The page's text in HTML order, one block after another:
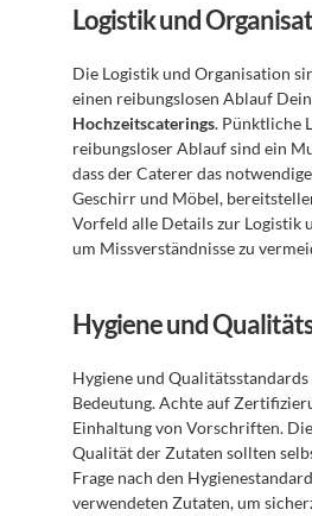
Logistik und
Die Logistik und Organisation
Hochzeitscaterings. Pünktliche
reibungsloser Ablauf sind ein
dass der Caterer das
Geschirr und Möbel,
Vorfeld alle Details zur Logistik
um Missverständnisse zu
Hygiene und
Hygiene und
Bedeutung. Achte auf
Einhaltung von Vorschriften.
Qualität der Zutaten sollten
Frage nach den
verwendeten Zutaten, um